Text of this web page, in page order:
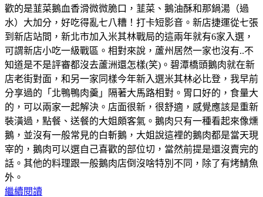
歡的是韮菜鵝血香滑微微脆口，韮菜、鵝油酥和那鍋湯（過
水）大加分，好吃得亂七八糟！打卡短影音。新店捷運從七張
到新店站間，新北市加入米其林戰局的這兩年就有6家入選，
可謂新店小吃一級戰區。相對來說，蘆州居然一家也沒有..不
知道是不是評審都沒去蘆洲還怎樣(笑)。碧潭橋頭鵝肉就在新
店老街對面，和另一家同樣今年新入選米其林必比登，我早前
分享過的「北鴨鴨肉羹」隔著大馬路相對。胃口好的，食量大
的，可以兩家一起解決。店面很新，很舒適，感覺應該是重新
裝潢過，點餐、送餐的大姐頗客氣。鵝肉只有一種看起來像燻
鵝，並沒有一般常見的白斬鵝，大姐說這裡的鵝肉都是當天現
宰的，鵝肉可以選自己喜歡的部位切，當然前提是還沒賣完的
話。其他的料理跟一般鵝肉店倒沒啥特別不同，除了有烤鯖魚
外。
繼續閱讀